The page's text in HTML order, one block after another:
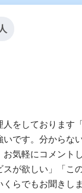
をしております
です。分からな
気軽にコメント
スが欲しい」「こ
らでもお聞きし